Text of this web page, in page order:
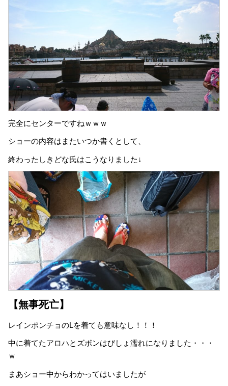
完全にセンターですねｗｗｗ
ショーの内容はまたいつか書くとして、
終わったしきどな氏はこうなりました↓
【無事死亡】
レインポンチョのLを着ても意味なし！！！
中に着てたアロハとズボンはびしょ濡れになりました・・・
ｗ
まあショー中からわかってはいましたが